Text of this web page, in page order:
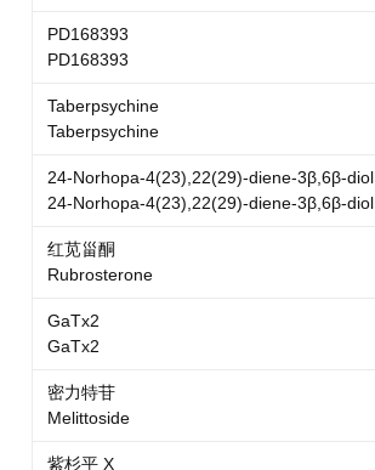
PD168393
PD168393
Taberpsychine
Taberpsychine
24-Norhopa-4(23),22(29)-diene-3β,6β-diol
24-Norhopa-4(23),22(29)-diene-3β,6β-diol
红苋甾酮
Rubrosterone
GaTx2
GaTx2
密力特苷
Melittoside
紫杉平 X